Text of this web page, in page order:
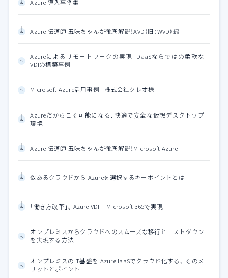
Azure 導入事例集
Azure 伝道師 五味ちゃんが徹底解説！AVD（旧：WVD）編
Azureによるリモートワークの実現 -DaaSならではの柔軟な
VDIの構築事例
Microsoft Azure活用事例 - 株式会社クレオ様
Azureだからこそ可能になる、快適で安全な仮想デスクトップ
環境
Azure 伝道師 五味ちゃんが徹底解説！Microsoft Azure
数あるクラウドから Azureを選択するキーポイントとは
「働き方改革」、 Azure VDI + Microsoft 365で実現
オンプレミスからクラウドへのスムーズな移行とコストダウン
を実現する方法
オンプレミスのIT基盤を Azure IaaSでクラウド化する、 そのメ
リットとポイント